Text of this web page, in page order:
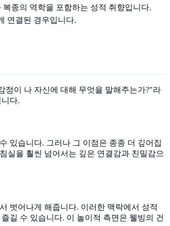
종의 역학을 포함하는 성적 취향입니다.
연결된 경우입니다.
정이 나 자신에 대해 무엇을 말해주는가?"라
다.
있습니다. 그러나 그 이점은 종종 더 깊어집
실을 훨씬 넘어서는 깊은 연결감과 친밀감으
벗어나게 해줍니다. 이러한 맥락에서 성적
길 수 있습니다. 이 놀이적 측면은 웰빙의 건